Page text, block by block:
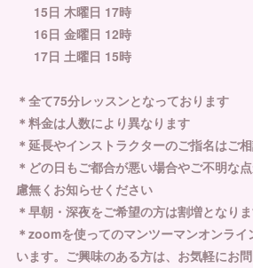
15日 木曜日 17時
16日 金曜日 12時
17日 土曜日 15時
＊全て75分レッスンとなっております
＊料金は人数により異なります
＊延長やインストラクターのご指名はご
＊どの日もご都合が悪い場合やご不明な
慮無くお知らせください
＊早朝・深夜をご希望の方は割増となり
＊zoomを使ってのマンツーマンオンラ
います。ご興味のある方は、お気軽にお問